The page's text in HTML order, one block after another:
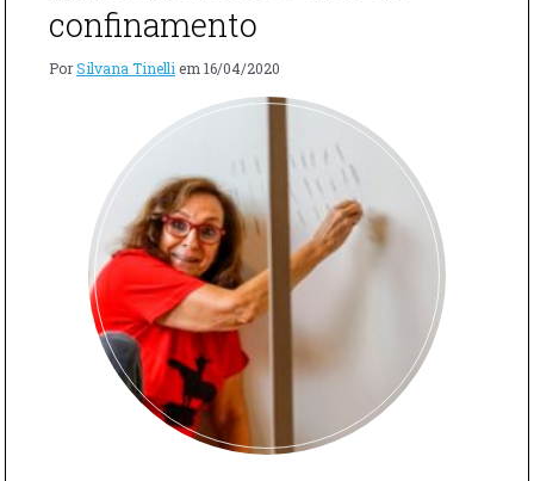
confinamento
PorSilvana Tinelli em 16/04/2020